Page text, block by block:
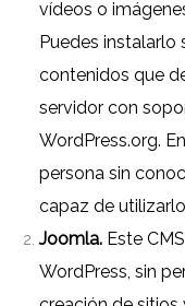
vídeos o
Puedes instalarlo
contenidos que
servidor con
WordPress.org.
persona sin
capaz de
Joomla. Este
WordPress, sin